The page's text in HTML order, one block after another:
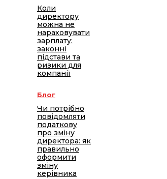
Коли
директору
можна не
нараховувати
зарплату:
законні
підстави та
ризики для
компанії
Блог
Чи потрібно
повідомляти
податкову
про зміну
директора: як
правильно
оформити
зміну
керівника